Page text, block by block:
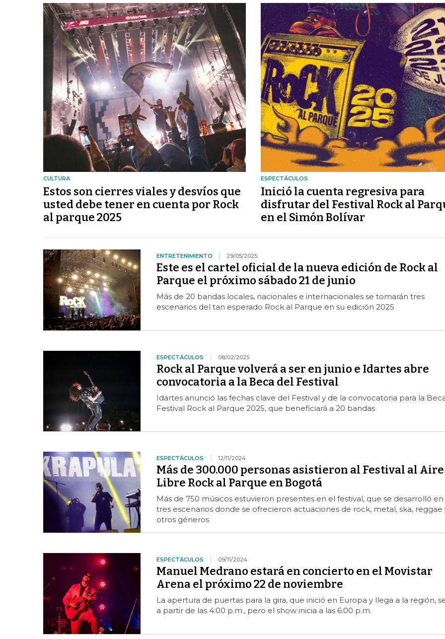
CULTURA
Estos son cierres viales y desvíos que
usted debe tener en cuenta por Rock
al parque 2025
ESPECTÁCULOS
Inició la cuenta regresiva para
disfrutar del Festival Rock al
en el Simón Bolívar
ENTRETENIMIENTO 29/05/2025
Este es el cartel oficial de la nueva edición de Rock al
Parque el próximo sábado 21 de junio
Más de 20 bandas locales, nacionales e internacionales se tomarán tres
escenarios del tan esperado Rock al Parque en su edición 2025
ESPECTÁCULOS 08/02/2025
Rock al Parque volverá a ser en junio e Idartes abre
convocatoria a la Beca del Festival
Idartes anunció las fechas clave del Festival y de la convocatoria para la
Festival Rock al Parque 2025, que beneficiará a 20 bandas
ESPECTÁCULOS 12/11/2024
Más de 300.000 personas asistieron al Festival al Aire
Libre Rock al Parque en Bogotá
Más de 750 músicos estuvieron presentes en el festival, que se desarrolló en
tres escenarios donde se ofrecieron actuaciones de rock, metal, ska, reggae
otros géneros
ESPECTÁCULOS 09/11/2024
Manuel Medrano estará en concierto en el Movistar
Arena el próximo 22 de noviembre
La apertura de puertas para la gira, que inició en Europa y llega a la región,
a partir de las 4:00 p.m., pero el show inicia a las 6:00 p.m.